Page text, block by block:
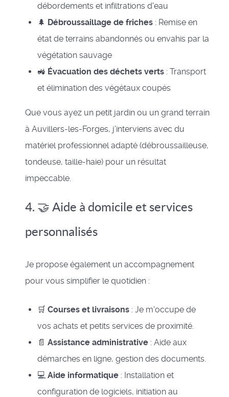
débordements et infiltrations d'eau
🌲 Débroussaillage de friches : Remise en
état de terrains abandonnés ou envahis par la
végétation sauvage
🚜 Évacuation des déchets verts : Transport
et élimination des végétaux coupés
Que vous ayez un petit jardin ou un grand terrain
à Auvillers-les-Forges, j'interviens avec du
matériel professionnel adapté (débroussailleuse,
tondeuse, taille-haie) pour un résultat
impeccable.
4. 🤝 Aide à domicile et services
personnalisés
Je propose également un accompagnement
pour vous simplifier le quotidien :
🛒 Courses et livraisons : Je m'occupe de
vos achats et petits services de proximité.
📄 Assistance administrative : Aide aux
démarches en ligne, gestion des documents.
💻 Aide informatique : Installation et
configuration de logiciels, initiation au